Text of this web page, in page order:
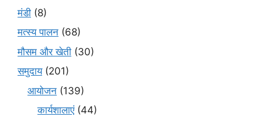
मंडी (8)
मत्स्य पालन (68)
मौसम और खेती (30)
समुदाय(201)
आयोजन (139)
कार्यशालाएं(44)